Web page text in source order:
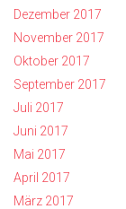
Dezember 2017
November 2017
Oktober 2017
September 2017
Juli 2017
Juni 2017
Mai 2017
April 2017
März 2017